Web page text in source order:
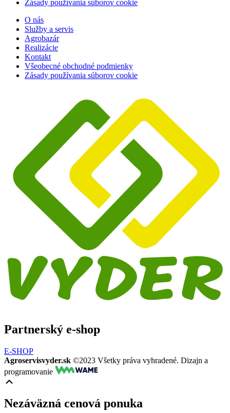
Zásady používania súborov cookie
O nás
Služby a servis
Agrobazár
Realizácie
Kontakt
Všeobecné obchodné podmienky
Zásady používania súborov cookie
Partnerský e-shop
E-SHOP
Agroservisvyder.sk ©2023 Všetky práva vyhradené. Dizajn a
programovanie
Nezáväzná cenová ponuka